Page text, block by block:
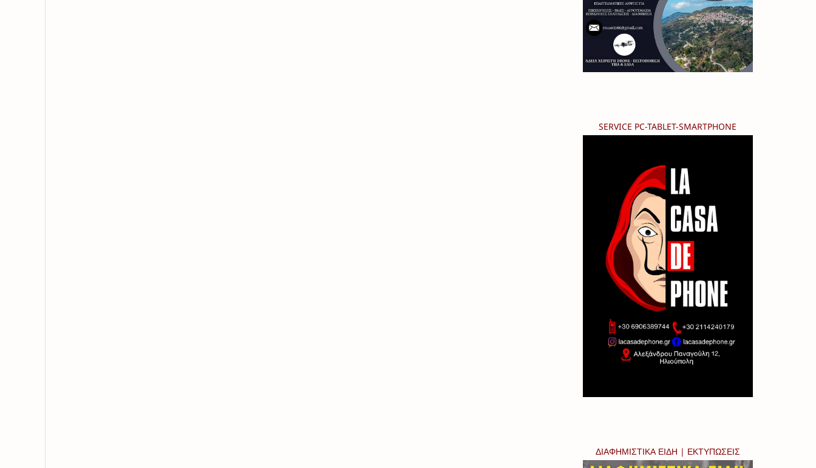
SERVICE PC-TABLET-SMARTPHONE
ΔΙΑΦΗΜΙΣΤΙΚΑ ΕΙΔΗ | ΕΚΤΥΠΩΣΕΙΣ